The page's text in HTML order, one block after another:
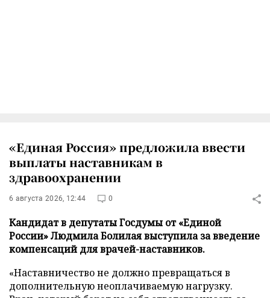
«Единая Россия» предложила ввести
выплаты наставникам в
здравоохранении
6 августа 2026, 12:44 0
Кандидат в депутаты Госдумы от «Единой
России» Людмила Болилая выступила за введение
компенсаций для врачей-наставников.
«Наставничество не должно превращаться в
дополнительную неоплачиваемую нагрузку.